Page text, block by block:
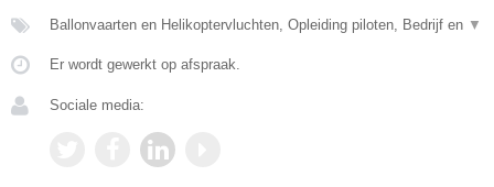
Ballonvaarten en Helikoptervluchten, Opleiding piloten, Bedrijf en ▼
Er wordt gewerkt op afspraak.
Sociale media: